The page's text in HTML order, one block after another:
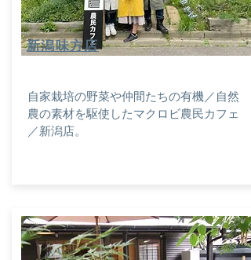
新潟味方店
自家栽培の野菜や仲間たちの有機／自然
農の素材を駆使したマクロビ農民カフェ
／新潟店。